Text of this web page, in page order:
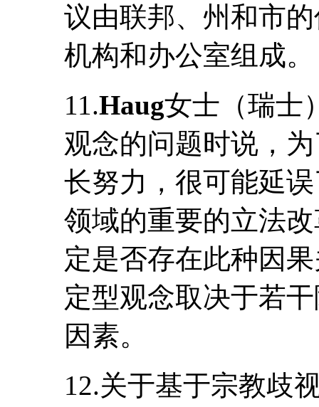
议由联邦、州和市
机构和办公室组成。
11.Haug女士（瑞士
观念的问题时说，
长努力，很可能延
领域的重要的立法
定是否存在此种因
定型观念取决于若
因素。
12.关于基于宗教歧